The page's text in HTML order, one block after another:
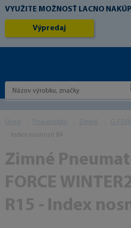
VYUŽITE MOŽNOSŤ LACNO
Výpredaj
Úvod Pneumatiky Zimné G-
Index nosnosti 84
Zimné
FORCE
R15 - Index